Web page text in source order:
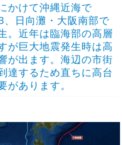
かけて沖縄近海で
日向灘・大阪南部で
。近年は臨海部の高層
が巨大地震発生時は高
が出ます。海辺の市街
達するため直ちに高台
があります。